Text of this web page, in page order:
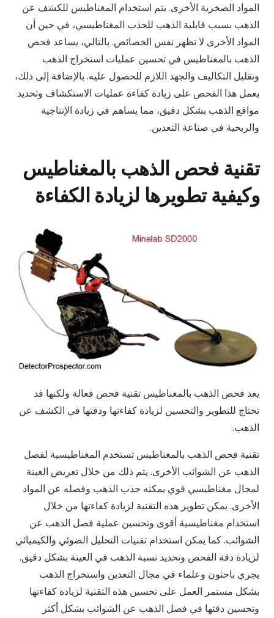
المواد الصخرية الأخرى. يتم استخدام المغناطيس للكشف عن
الذهب بسبب قابلية الذهب للجذب المغناطيسي، في حين أن
المواد الأخرى لا تظهر نفس الخصائص. بالتالي، يساعد فحص
الذهب بالمغناطيس في تحسين عمليات استخراج الذهب
وتقليل التكاليف والجهد اللازم للحصول عليه. بالإضافة إلى ذلك،
يعمل هذا الفحص على زيادة كفاءة عمليات الاستكشاف وتحديد
مواقع الذهب بشكل دقيق، مما يساهم في زيادة الإنتاجية
والربحية في صناعة التعدين.
تقنية فحص الذهب بالمغناطيس
وكيفية تطويرها لزيادة الكفاءة
يعد فحص الذهب بالمغناطيس تقنية فحص فعالة ولكنها قد
تحتاج للتطوير والتحسين لزيادة كفاءتها ودقتها في الكشف عن
الذهب.
تقنية فحص الذهب بالمغناطيس تستخدم المغناطيسية لفصل
الذهب عن الشوائب الأخرى. يتم ذلك من خلال تعريض العينة
لمجال مغناطيسي قوي يمكنه جذب الذهب وفصله عن المواد
الأخرى. يمكن تطوير هذه التقنية لزيادة كفاءتها من خلال
استخدام مغناطيسية أقوى وتحسين عملية فصل الذهب عن
الشوائب. كما يمكن استخدام تقنيات التحليل الضوئي والكيميائي
لزيادة دقة الفحص وتحديد نسبة الذهب في العينة بشكل دقيق.
يجري باحثون وعلماء في مجال التعدين واستخراج الذهب
بشكل مستمر العمل على تحسين هذه التقنية لزيادة كفاءتها
وتحسين دقتها في فصل الذهب عن الشوائب بشكل أكثر